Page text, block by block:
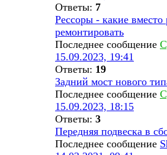
Ответы: 7
Рессоры - какие
ремонтировать
Последнее сообщение
15.09.2023, 19:41
Ответы: 19
Задний мост нового
Последнее сообщение
15.09.2023, 18:15
Ответы: 3
Передняя подвеска в
Последнее сообщение